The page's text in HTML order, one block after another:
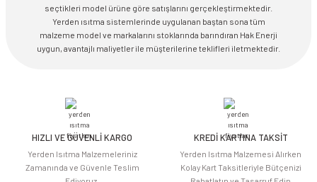
seçtikleri model ürüne göre satışlarını gerçekleştirmektedir.
Yerden ısıtma sistemlerinde uygulanan baştan sona tüm
malzeme model ve markalarını stoklarında barındıran Hak Enerji
uygun, avantajlı maliyetler ile müşterilerine teklifleri iletmektedir.
HIZLI VE GÜVENLİ KARGO
Yerden Isıtma Malzemeleriniz
Zamanında ve Güvenle Teslim
KREDİ KARTINA TAKSİT
Yerden Isıtma Malzemesi Alırken
Kolay Kart Taksitleriyle Bütçenizi